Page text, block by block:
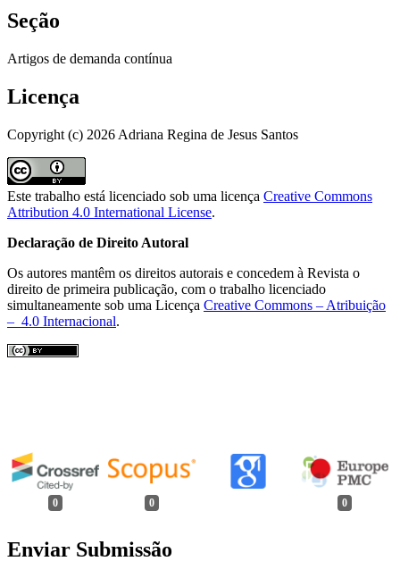
Seção
Artigos de demanda contínua
Licença
Copyright (c) 2026 Adriana Regina de Jesus Santos
Este trabalho está licenciado sob uma licença Creative Commons
Attribution 4.0 International License.
Declaração de Direito Autoral
Os autores mantêm os direitos autorais e concedem à Revista o
direito de primeira publicação, com o trabalho licenciado
simultaneamente sob uma Licença Creative Commons – Atribuição
– 4.0 Internacional.
0 0 0
Enviar Submissão